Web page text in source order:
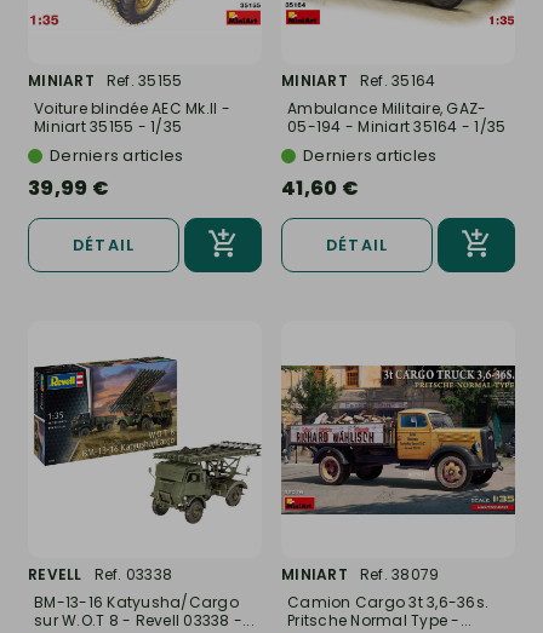
MINIART
Ref. 35155
Voiture blindée AEC Mk.II -
Miniart 35155 - 1/35
Derniers articles
39,99 €
DÉTAIL
MINIART
Ref. 35164
Ambulance Militaire, GAZ-
05-194 - Miniart 35164 - 1/35
Derniers articles
41,60 €
DÉTAIL
REVELL
Ref. 03338
BM-13-16 Katyusha/Cargo
sur W.O.T 8 - Revell 03338 -...
MINIART
Ref. 38079
Camion Cargo 3t 3,6-36s.
Pritsche Normal Type -...